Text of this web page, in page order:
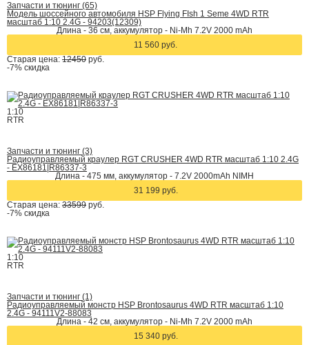
Запчасти и тюнинг (65)
Модель шоссейного автомобиля HSP Flying FIsh 1 Seme 4WD RTR
масштаб 1:10 2.4G - 94203(12309)
Длина - 36 см, аккумулятор - Ni-Mh 7.2V 2000 mAh
11 560 руб.
Старая цена: 12450 руб.
-7% скидка
1:10
RTR
Запчасти и тюнинг (3)
Радиоуправляемый краулер RGT CRUSHER 4WD RTR масштаб 1:10 2.4G
- EX86181|R86337-3
Длина - 475 мм, аккумулятор - 7.2V 2000mAh NIMH
31 199 руб.
Старая цена: 33599 руб.
-7% скидка
1:10
RTR
Запчасти и тюнинг (1)
Радиоуправляемый монстр HSP Brontosaurus 4WD RTR масштаб 1:10
2.4G - 94111V2-88083
Длина - 42 cм, аккумулятор - Ni-Mh 7.2V 2000 mAh
15 340 руб.